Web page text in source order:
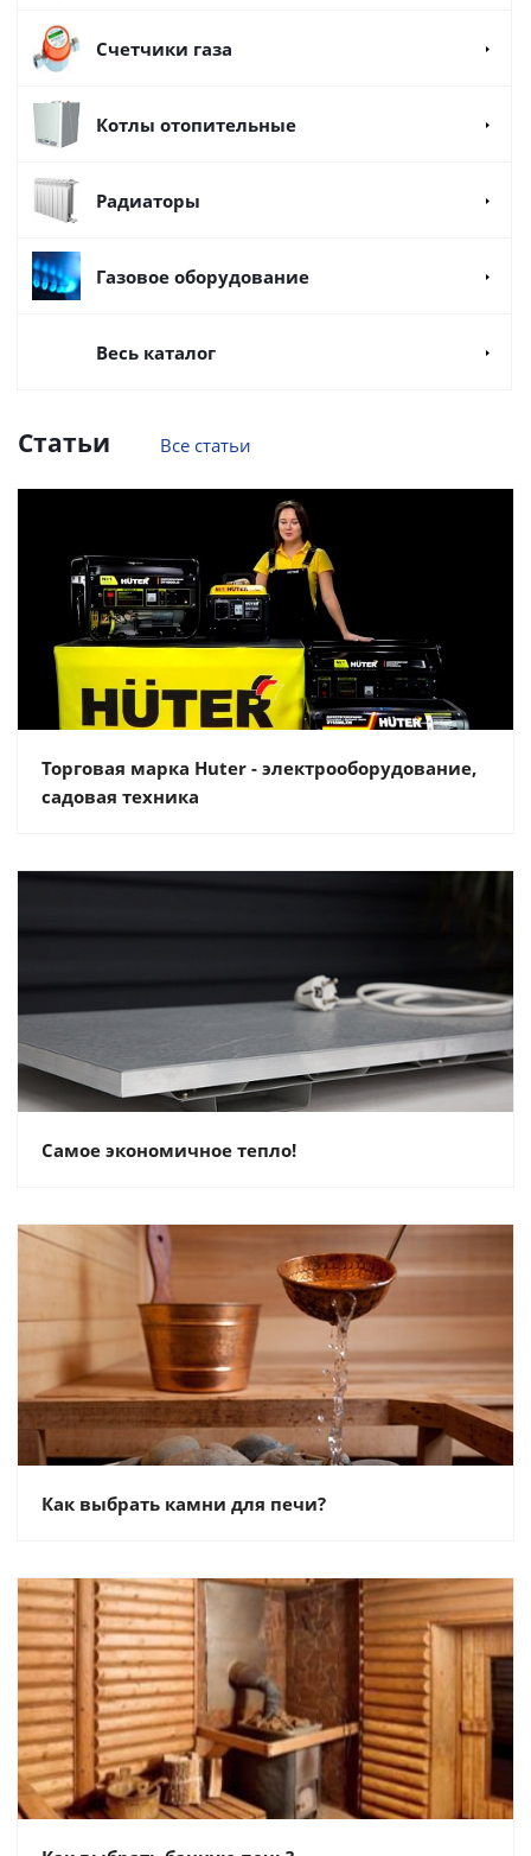
Счетчики газа
Котлы отопительные
Радиаторы
Газовое оборудование
Весь каталог
Статьи Все статьи
Торговая марка Huter - электрооборудование,
садовая техника
Самое экономичное тепло!
Как выбрать камни для печи?